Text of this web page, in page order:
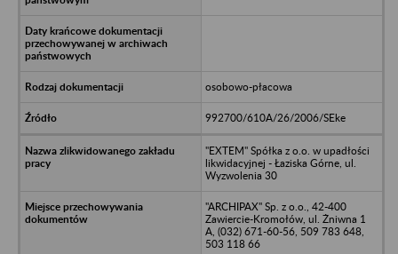
osobowo-płacowa
992700/610A/26/2006/SEke
"EXTEM" Spółka z o.o. w upadłości
likwidacyjnej - Łaziska Górne, ul.
Wyzwolenia 30
"ARCHIPAX" Sp. z o.o., 42-400
Zawiercie-Kromołów, ul. Żniwna 1
A, (032) 671-60-56, 509 783 648,
503 118 66